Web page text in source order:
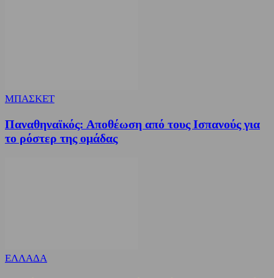
ΜΠΑΣΚΕΤ
Παναθηναϊκός: Αποθέωση από τους Ισπανούς για
το ρόστερ της ομάδας
ΕΛΛΑΔΑ